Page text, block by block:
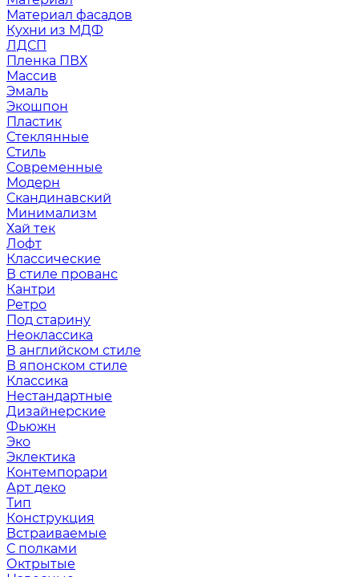
Материал фасадов
Кухни из МДФ
ЛДСП
Пленка ПВХ
Массив
Эмаль
Экошпон
Пластик
Стеклянные
Стиль
Современные
Модерн
Скандинавский
Минимализм
Хай тек
Лофт
Классические
В стиле прованс
Кантри
Ретро
Под старину
Неоклассика
В английском стиле
В японском стиле
Классика
Нестандартные
Дизайнерские
Фьюжн
Эко
Эклектика
Контемпорари
Арт деко
Тип
Конструкция
Встраиваемые
С полками
Октрытые